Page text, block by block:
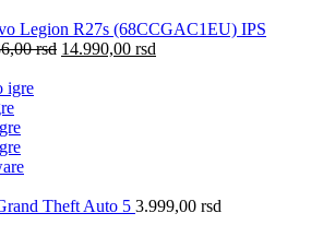
Legion R27s (68CCGAC1EU) IPS
rsd 14.990,00 rsd
igre
Theft Auto 5 3.999,00 rsd